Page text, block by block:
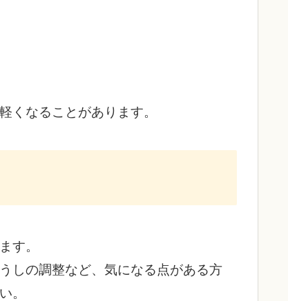
くなることがあります。
す。
しの調整など、気になる点がある方
。